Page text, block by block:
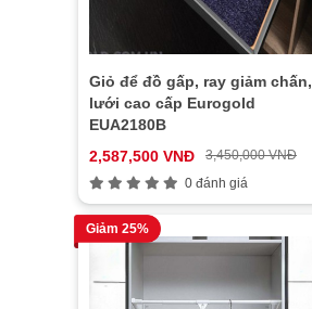
Giỏ để đồ gấp, ray giảm chấn,
lưới cao cấp Eurogold
EUA2180B
2,587,500 VNĐ
3,450,000 VNĐ
0 đánh giá
Giảm 25%